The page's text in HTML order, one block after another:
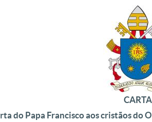
CARTA
do Papa Francisco aos cristãos do